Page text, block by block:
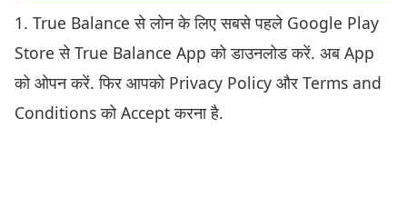
1. True Balance से लोन के लिए सबसे पहले Google Play
Store से True Balance App को डाउनलोड करें. अब App
को ओपन करें. फिर आपको Privacy Policy और Terms and
Conditions को Accept करना है.